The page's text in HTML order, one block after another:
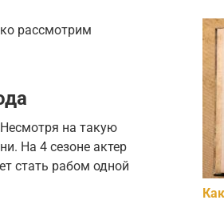
рассмотрим
на такую
На 4 сезоне актер
стать рабом одной